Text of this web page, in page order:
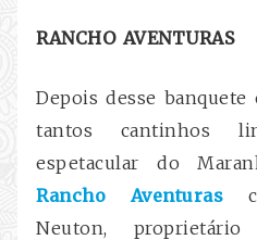
RANCHO AVENTURAS
Depois desse
tantos cantinhos
espetacular do
Rancho Aventuras
Neuton,